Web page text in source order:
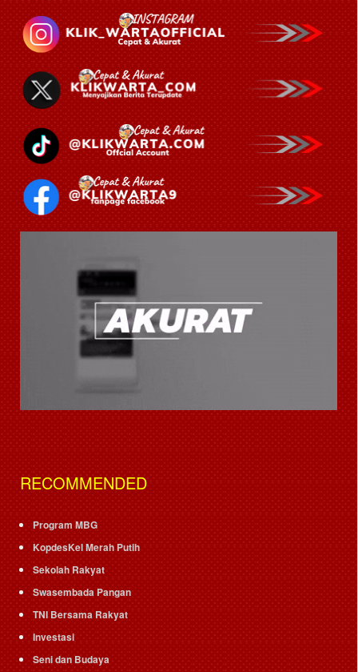
RECOMMENDED
Program MBG
KopdesKel Merah Putih
Sekolah Rakyat
Swasembada Pangan
TNI Bersama Rakyat
Investasi
Seni dan Budaya